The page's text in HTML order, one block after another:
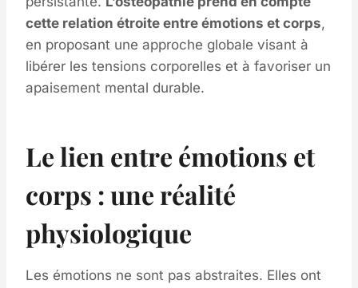
cette relation étroite entre émotions et corps,
en proposant une approche globale visant à
libérer les tensions corporelles et à favoriser un
apaisement mental durable.
Le lien entre émotions et
corps : une réalité
physiologique
Les émotions ne sont pas abstraites. Elles ont